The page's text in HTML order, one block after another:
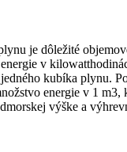
je dôležité
v
kubíka plynu.
energie v 1 m3,
výške a